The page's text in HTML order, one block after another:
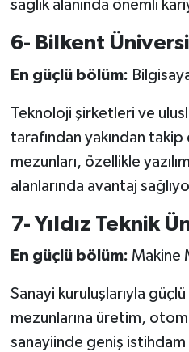
sağlık alanında önemli
6- Bilkent
En güçlü bölüm:
Teknoloji şirketleri ve
tarafından yakından
mezunları, özellikle
alanlarında avantaj
7- Yıldız Teknik
En güçlü bölüm: Makine
Sanayi kuruluşlarıyla
mezunlarına üretim,
sanayiinde geniş istihdam